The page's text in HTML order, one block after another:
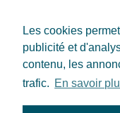
Les cookies
publicité et
contenu, les
trafic. En savoir